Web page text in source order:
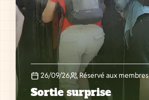
26/09/26 Réservé aux membres
Sortie surprise